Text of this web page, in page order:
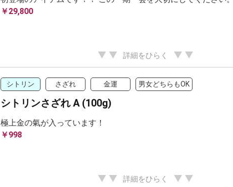
￥29,800
詳細をひらく
シトリン さざれ 金運 男女どちらもOK
シトリンさざれ A (100g)
極上金の氣が入っています！
￥998
詳細をひらく